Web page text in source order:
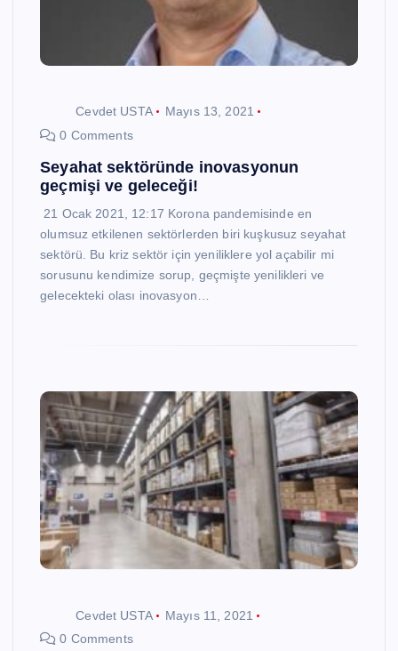
Cevdet USTA
Mayıs 13, 2021
0 Comments
Seyahat sektöründe inovasyonun
geçmişi ve geleceği!
21 Ocak 2021, 12:17 Korona pandemisinde en
olumsuz etkilenen sektörlerden biri kuşkusuz seyahat
sektörü. Bu kriz sektör için yeniliklere yol açabilir mi
sorusunu kendimize sorup, geçmişte yenilikleri ve
gelecekteki olası inovasyon…
Cevdet USTA
Mayıs 11, 2021
0 Comments